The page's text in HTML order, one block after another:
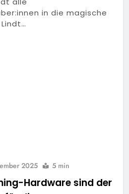
in die magische
2025 5 min
Hardware sind der